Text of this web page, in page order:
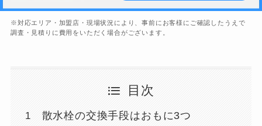
※対応エリア・加盟店・現場状況により、事前にお客様にご確認したうえで
調査・見積りに費用をいただく場合がございます。
目次
散水栓の交換手段はおもに3つ